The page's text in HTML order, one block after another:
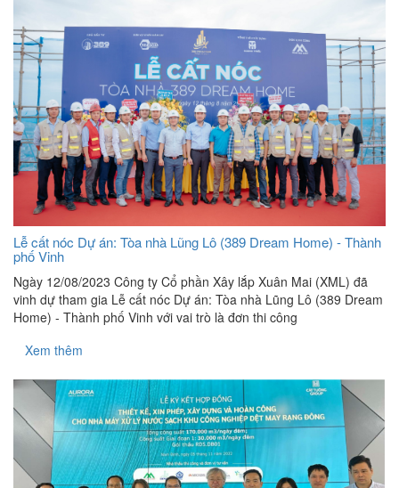
Lễ cất nóc Dự án: Tòa nhà Lũng Lô (389 Dream Home) - Thành
phố Vinh
Ngày 12/08/2023 Công ty Cổ phần Xây lắp Xuân Mai (XML) đã
vinh dự tham gia Lễ cất nóc Dự án: Tòa nhà Lũng Lô (389 Dream
Home) - Thành phố Vinh với vai trò là đơn thi công
Xem thêm